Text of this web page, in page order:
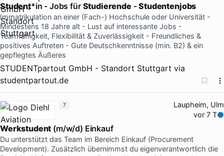
Student*in - Jobs für Studierende -Studentenjobs
Immatrikulation an einer (Fach-) Hochschule oder Universität -
Mindestens 18 Jahre alt - Lust auf interessante Jobs -
Teamfähigkeit, Flexibilität & Zuverlässigkeit - Freundliches &
positives Auftreten - Gute Deutschkenntnisse (min. B2) & ein
gepflegtes Äußeres
STUDENTpartout GmbH - Standort Stuttgart via
studentpartout.de
Laupheim, Ulm
vor 7 T
Werkstudent (m/w/d) Einkauf
Du unterstützt das Team im Bereich Einkauf (Procurement
Development). Zusätzlich übernimmst du eigenverantwortlich die
7